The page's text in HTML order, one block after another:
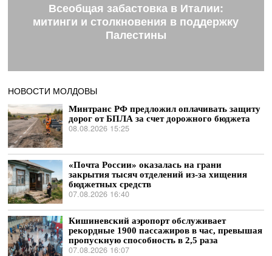
Всеобщая забастовка в Италии:
митинги и столкновения в поддержку
Палестины
НОВОСТИ МОЛДОВЫ
Минтранс РФ предложил оплачивать защиту
дорог от БПЛА за счет дорожного бюджета
08.08.2026 15:25
«Почта России» оказалась на грани
закрытия тысяч отделений из-за хищения
бюджетных средств
07.08.2026 16:40
Кишиневский аэропорт обслуживает
рекордные 1900 пассажиров в час, превышая
пропускную способность в 2,5 раза
07.08.2026 16:07